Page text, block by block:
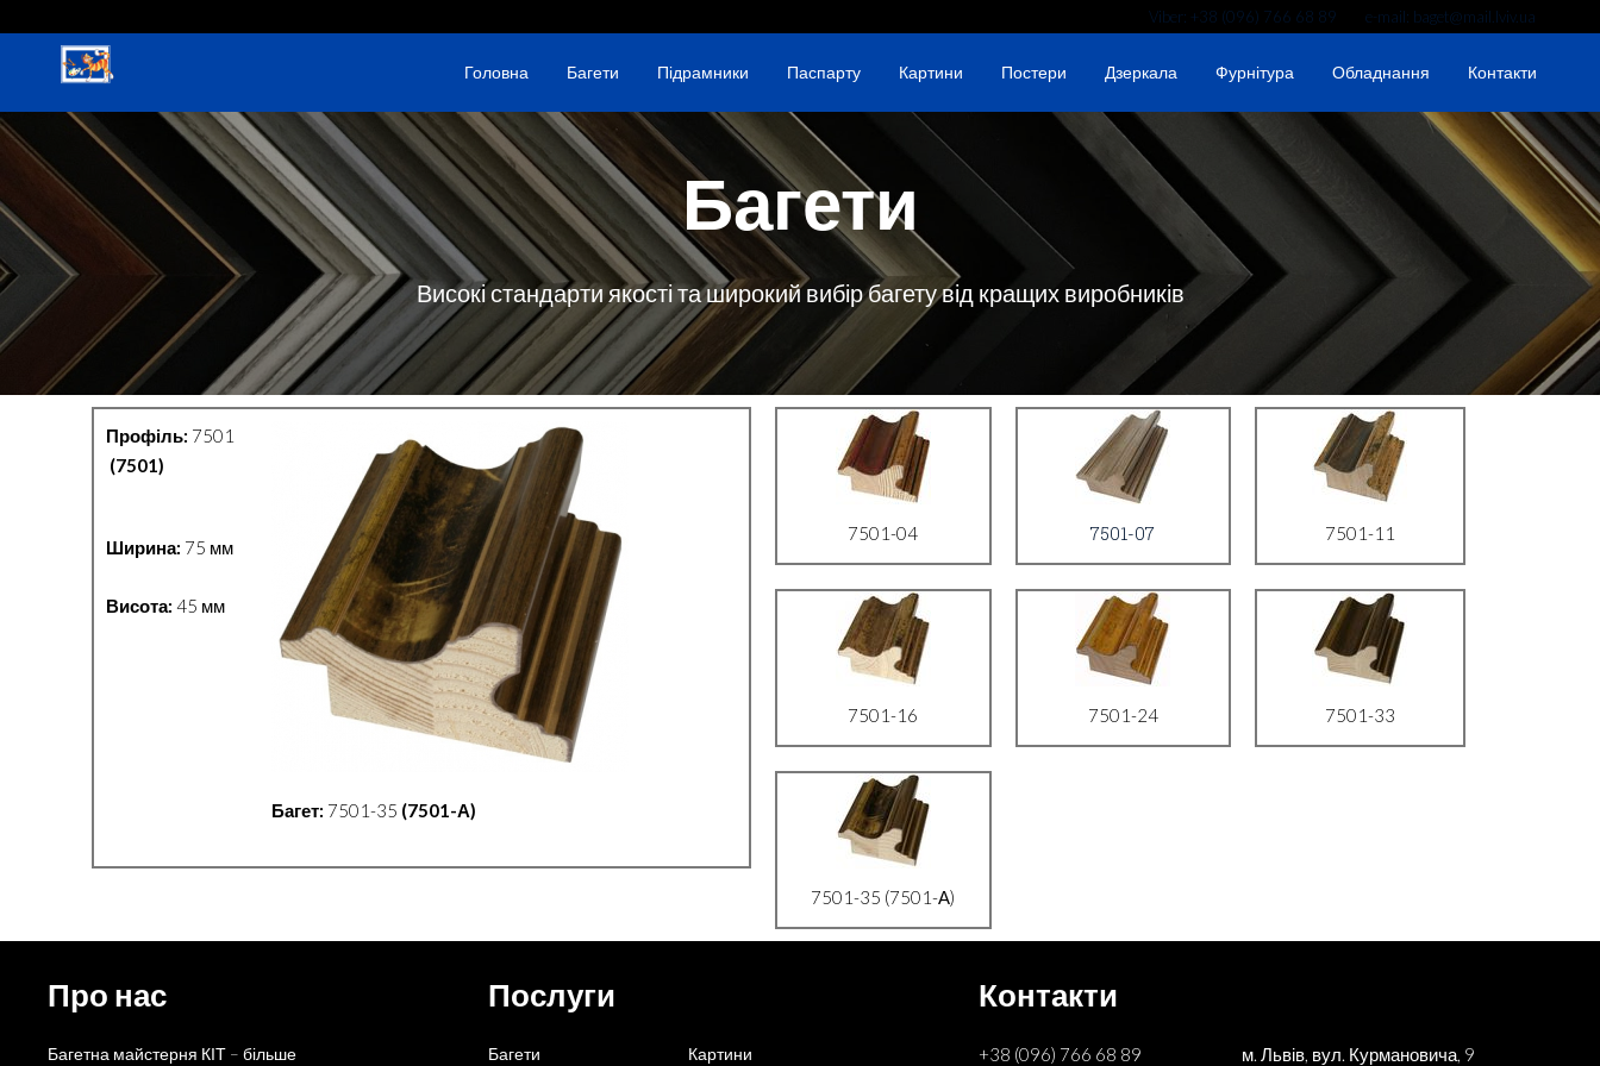
Viber: +38 (096) 766 68 89 e-mail: baget@mail.lviv.ua
Головна Багети Підрамники Паспарту Картини Постери Дзеркала Фурнітура Обладнання Контакти
Багети
Високі стандарти якості та широкий вибір багету від кращих виробників
Профіль: 7501
(7501)
Ширина: 75 мм
Висота: 45 мм
Багет: 7501-35 (7501-А)
7501-04
7501-16
7501-35 (7501-А)
7501-07
7501-24
7501-11
7501-33
Про нас
Багетна майстерня КІТ – більше
Послуги
Багети Картини
Контакти
+38 (096) 766 68 89 м. Львів, вул. Курмановича, 9